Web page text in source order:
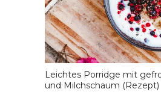
Leichtes Porridge mit
und Milchschaum (Rezept)